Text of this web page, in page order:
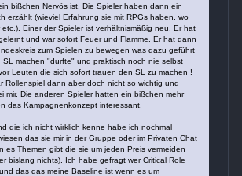
bißchen Nervös ist. Die Spieler haben dann ein
erzählt (wieviel Erfahrung sie mit RPGs haben, wo
etc.). Einer der Spieler ist verhältnismäßig neu. Er hat
und war sofort Feuer und Flamme. Er hat dann
zum Spielen zu bewegen was dazu geführt
machen "durfte" und praktisch noch nie selbst
Leuten die sich sofort trauen den SL zu machen !
Rollenspiel dann aber doch nicht so wichtig und
mir. Die anderen Spieler hatten ein bißchen mehr
das Kampagnenkonzept interessant.
die ich nicht wirklich kenne habe ich nochmal
das sie mir in der Gruppe oder im Privaten Chat
es Themen gibt die sie um jeden Preis vermeiden
bislang nichts). Ich habe gefragt wer Critical Role
das das meine Baseline ist wenn es um